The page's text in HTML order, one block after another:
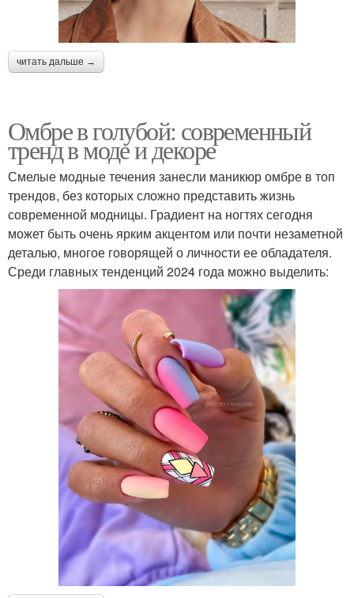
читать дальше →
Омбре в голубой: современный
тренд в моде и декоре
Смелые модные течения занесли маникюр омбре в топ
трендов, без которых сложно представить жизнь
современной модницы. Градиент на ногтях сегодня
может быть очень ярким акцентом или почти незаметной
деталью, многое говорящей о личности ее обладателя.
Среди главных тенденций 2024 года можно выделить: